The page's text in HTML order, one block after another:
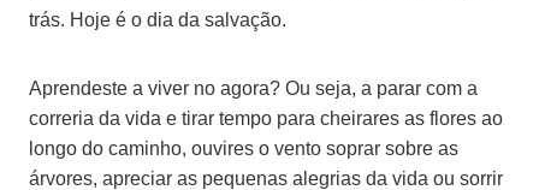
trás. Hoje é o dia da salvação.
Aprendeste a viver no agora? Ou seja, a parar com a
correria da vida e tirar tempo para cheirares as flores ao
longo do caminho, ouvires o vento soprar sobre as
árvores, apreciar as pequenas alegrias da vida ou sorrir